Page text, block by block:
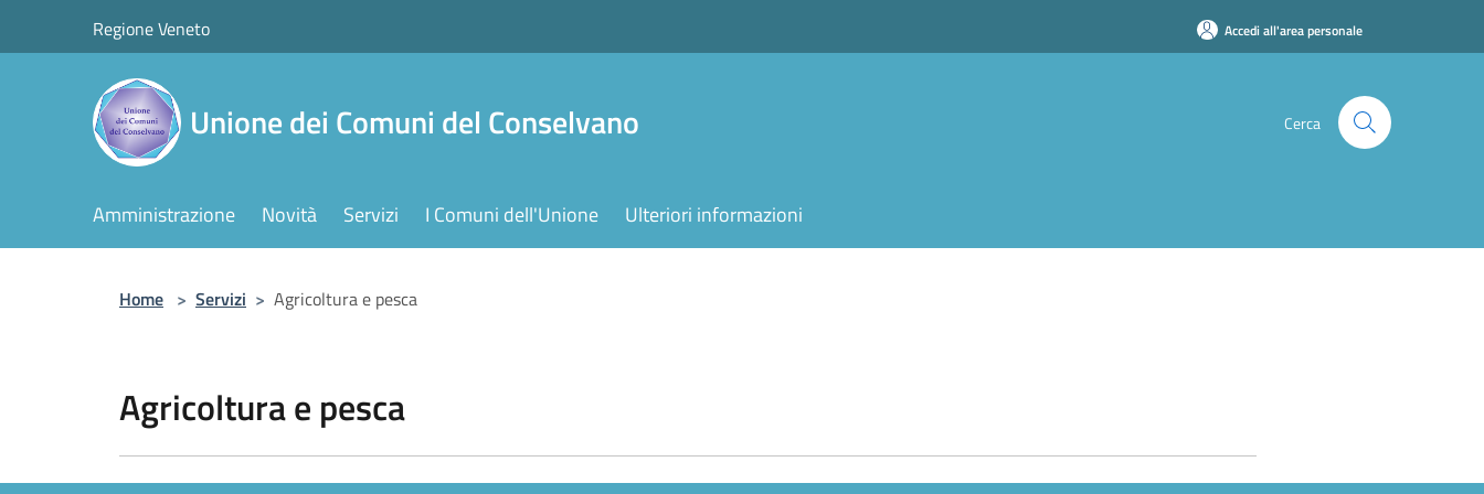
Regione Veneto Accedi all'area personale
Unione dei Comuni del Conselvano Cerca
Amministrazione Novità Servizi I Comuni dell'Unione Ulteriori informazioni
Home > Servizi > Agricoltura e pesca
Agricoltura e pesca